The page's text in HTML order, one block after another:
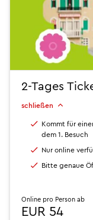
2-Tages
schließen
Kommt für
dem 1. Besuch
Nur online
Bitte genaue
Online pro Person ab
EUR 54